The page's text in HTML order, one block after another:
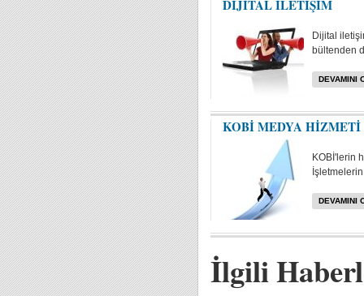
DİJİTAL İLETİŞİM
Dijital
bültenden
DEVAMINI
KOBİ MEDYA HİZMETİ
KOBİ'lerin
DEVAMINI
İlgili